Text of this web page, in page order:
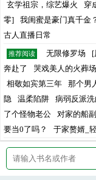
玄学祖宗，综艺爆火
穿
零]
我闺蜜是豪门真千金
古人直播日常
推荐阅读 无限修罗场
奔赴了
哭戏美人的火葬
相敬如宾第三年
那个男
隐
温柔陷阱 病弱反派
了个怪物老公
对家的船
要当0了吗？
于家赘婿_